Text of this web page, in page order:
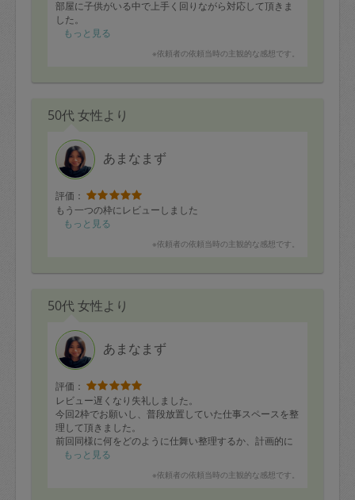
部屋に子供がいる中で上手く回りながら対応して頂きま
した。
もっと見る
※依頼者の依頼当時の主観的な感想です。
50代 女性より
あまなまず
評価：
もう一つの枠にレビューしました
もっと見る
※依頼者の依頼当時の主観的な感想です。
50代 女性より
あまなまず
評価：
レビュー遅くなり失礼しました。
今回2枠でお願いし、普段放置していた仕事スペースを整
理して頂きました。
前回同様に何をどのように仕舞い整理するか、計画的に
考え進めて頂きました。
とりあえず取っておくモノは整理箱を作り溜まってきた
もっと見る
※依頼者の依頼当時の主観的な感想です。